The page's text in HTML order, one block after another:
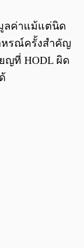
ลค่าแม้แต่นิด
หรณ์ครั้งสำคัญ
ญที่ HODL ผิด